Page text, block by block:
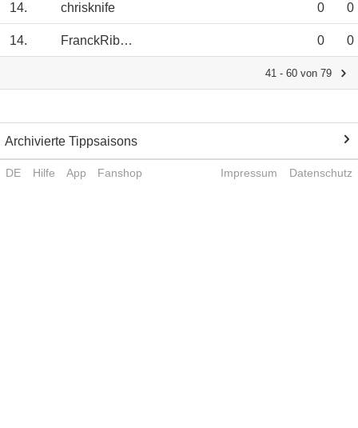
14. chrisknife 0 0
14. FranckRibery 0 0
41 - 60 von 79
Archivierte Tippsaisons
DE Hilfe App Fanshop Impressum Datenschutz